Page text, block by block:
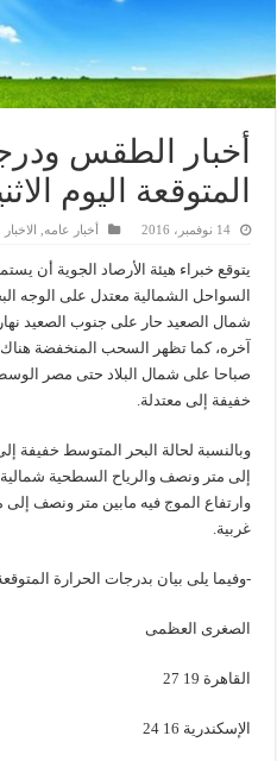
أخبار الطقس
المتوقعة اليوم
14 نوفمبر، 2016 أخبار عامه الاخبار
يتوقع خبراء هيئة الأرصاد الجوية أن
السواحل الشمالية معتدل على الوجه
شمال الصعيد حار على جنوب الصعيد
آخره، كما تظهر السحب المنخفضة هناك
صباحا على شمال البلاد حتى مصر
خفيفة إلى معتدلة.
وبالنسبة لحالة البحر المتوسط خفيفة
إلى متر ونصف والرياح السطحية شمالية
وارتفاع الموج فيه مابين متر ونصف
غربية.
-وفيما يلى بيان بدرجات الحرارة
الصغرى العظمى
القاهرة 19 27
الإسكندرية 16 24